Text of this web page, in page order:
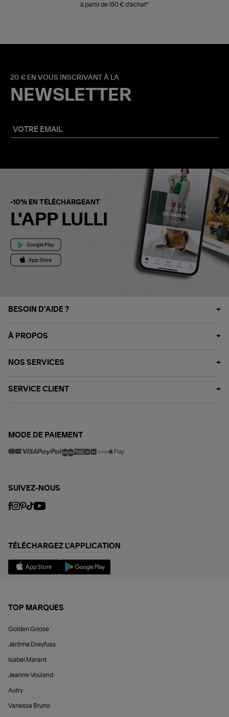
à partir de 150 € d'achat*
20 € EN VOUS INSCRIVANT À LA
NEWSLETTER
-10% EN TÉLÉCHARGEANT
L'APP LULLI
BESOIN D'AIDE ?
À PROPOS
NOS SERVICES
SERVICE CLIENT
MODE DE PAIEMENT
SUIVEZ-NOUS
TÉLÉCHARGEZ L'APPLICATION
TOP MARQUES
Golden Goose
Jérôme Dreyfuss
Isabel Marant
Jeanne Vouland
Autry
Vanessa Bruno